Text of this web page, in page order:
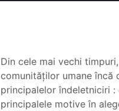
Din cele mai vechi
comunităților umane încă
principalelor îndeletniciri :
principalele motive în